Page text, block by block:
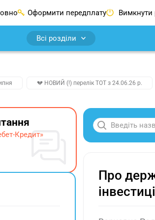
Оформити передплату Вимкнути
Всі розділи
💔 НОВИЙ (!) перелік ТОТ з 24.06.26 р.
Про
Кредит»